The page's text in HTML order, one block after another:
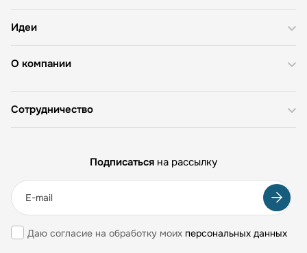
О компании
Идеи
Сотрудничество
Подписаться на рассылку
Даю согласие на обработку моих персональных данных